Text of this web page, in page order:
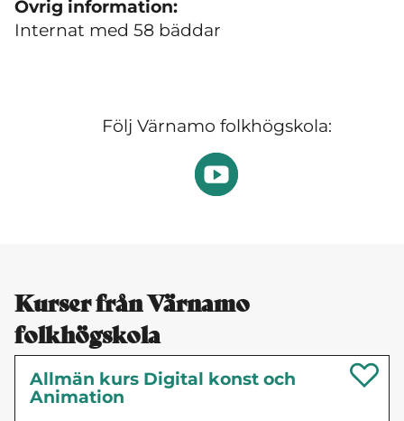
Övrig information:
Internat med 58 bäddar
Följ Värnamo folkhögskola:
Kurser från Värnamo
folkhögskola
Allmän kurs Digital konst och
Animation